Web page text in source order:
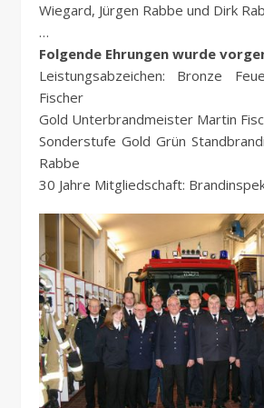
Wiegard, Jürgen Rabbe und Dirk
…
Folgende Ehrungen wurde
Leistungsabzeichen: Bronze
Fischer
Gold Unterbrandmeister Martin
Sonderstufe Gold Grün
Rabbe
30 Jahre Mitgliedschaft: